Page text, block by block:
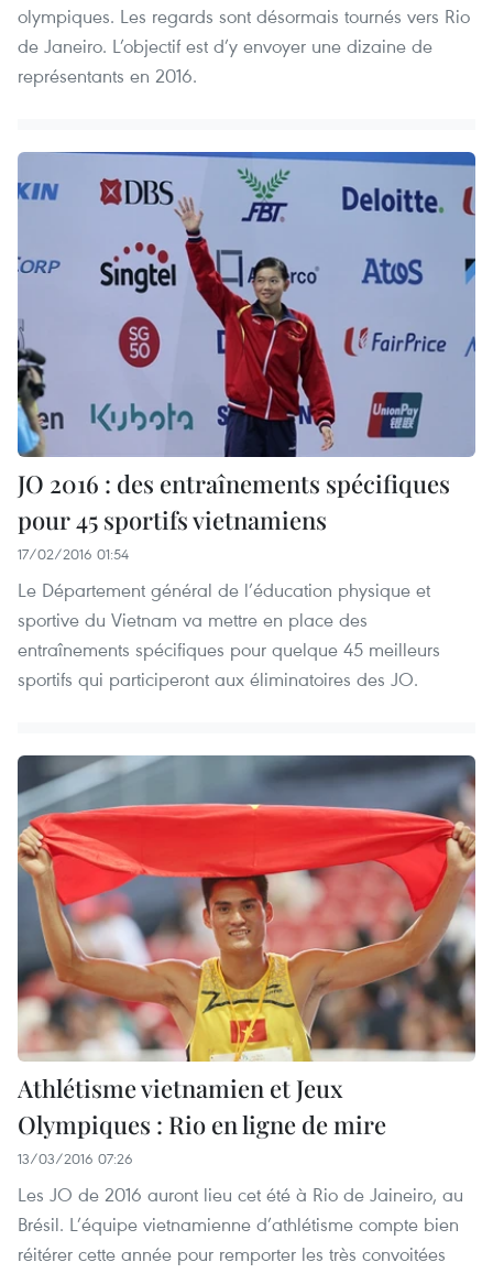
olympiques. Les regards sont désormais tournés vers Rio
de Janeiro. L’objectif est d’y envoyer une dizaine de
représentants en 2016.
JO 2016 : des entraînements spécifiques
pour 45 sportifs vietnamiens
17/02/2016 01:54
Le Département général de l’éducation physique et
sportive du Vietnam va mettre en place des
entraînements spécifiques pour quelque 45 meilleurs
sportifs qui participeront aux éliminatoires des JO.
Athlétisme vietnamien et Jeux
Olympiques : Rio en ligne de mire
13/03/2016 07:26
Les JO de 2016 auront lieu cet été à Rio de Jaineiro, au
Brésil. L’équipe vietnamienne d’athlétisme compte bien
réitérer cette année pour remporter les très convoitées